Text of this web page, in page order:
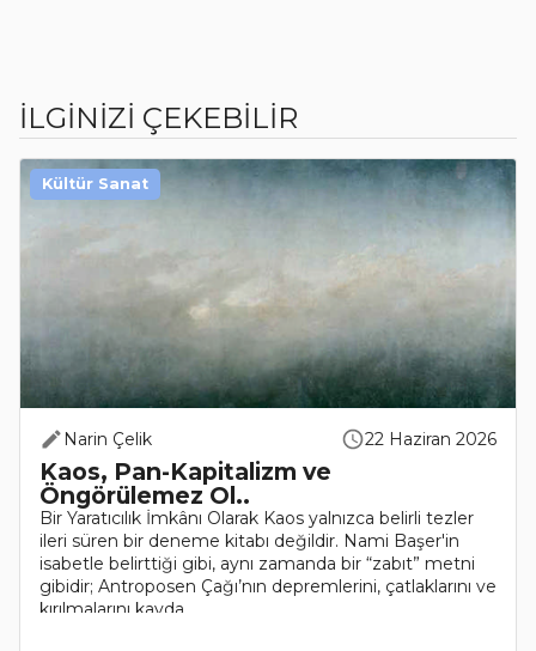
İLGİNİZİ ÇEKEBİLİR
Narin Çelik 22 Haziran 2026
Kaos, Pan-Kapitalizm ve
Öngörülemez Ol..
Bir Yaratıcılık İmkânı Olarak Kaos yalnızca belirli tezler
ileri süren bir deneme kitabı değildir. Nami Başer'in
isabetle belirttiği gibi, aynı zamanda bir “zabıt” metni
gibidir; Antroposen Çağı’nın depremlerini, çatlaklarını ve
kırılmalarını kayda..
Kültür Sanat